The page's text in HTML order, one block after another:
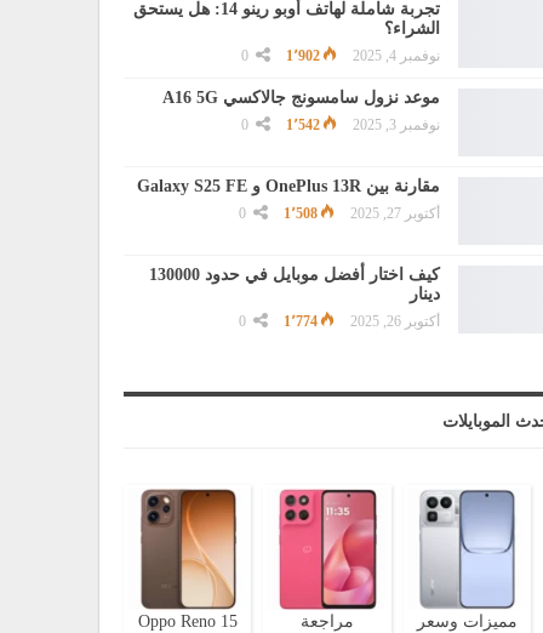
تجربة شاملة لهاتف أوبو رينو 14: هل يستحق
الشراء؟
نوفمبر 4, 2025 1٬902
موعد نزول سامسونج جالاكسي A16 5G
نوفمبر 3, 2025 1٬542
مقارنة بين OnePlus 13R و Galaxy S25 FE
أكتوبر 27, 2025 1٬508
كيف اختار أفضل موبايل في حدود 130000
دينار
أكتوبر 26, 2025 1٬774
الموبايلات
مميزات وسعر
مراجعة
Oppo Reno 15